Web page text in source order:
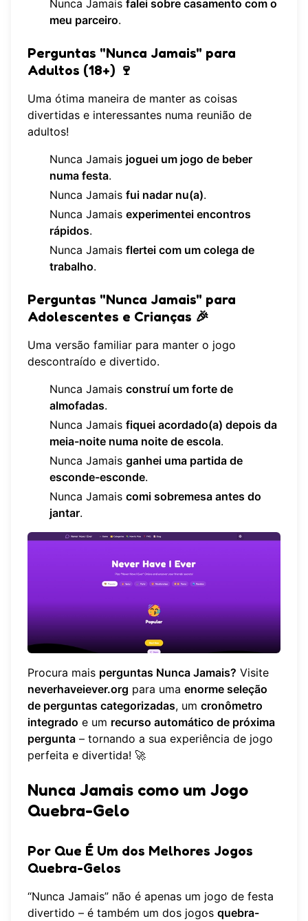
Nunca Jamais falei sobre casamento com o
meu parceiro.
Perguntas "Nunca Jamais" para
Adultos (18+) 🍷
Uma ótima maneira de manter as coisas
divertidas e interessantes numa reunião de
adultos!
Nunca Jamais joguei um jogo de beber
numa festa.
Nunca Jamais fui nadar nu(a).
Nunca Jamais experimentei encontros
rápidos.
Nunca Jamais flertei com um colega de
trabalho.
Perguntas "Nunca Jamais" para
Adolescentes e Crianças 🎉
Uma versão familiar para manter o jogo
descontraído e divertido.
Nunca Jamais construí um forte de
almofadas.
Nunca Jamais fiquei acordado(a) depois da
meia-noite numa noite de escola.
Nunca Jamais ganhei uma partida de
esconde-esconde.
Nunca Jamais comi sobremesa antes do
jantar.
Procura mais perguntas Nunca Jamais? Visite
neverhaveiever.org para uma enorme seleção
de perguntas categorizadas, um cronômetro
integrado e um recurso automático de próxima
pergunta – tornando a sua experiência de jogo
perfeita e divertida! 🚀
Nunca Jamais como um Jogo
Quebra-Gelo
Por Que É Um dos Melhores Jogos
Quebra-Gelos
“Nunca Jamais” não é apenas um jogo de festa
divertido – é também um dos jogos quebra-